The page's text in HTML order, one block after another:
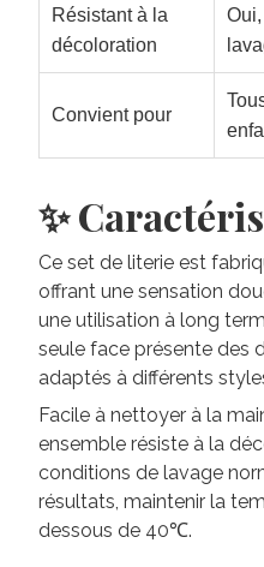
Résistant à la
décoloration
Convient pour
✨
Ce set de literie est
offrant une sensation
une utilisation à long
seule face présente des
adaptés à différents
Facile à nettoyer à la
ensemble résiste à la
conditions de lavage
résultats, maintenir la
dessous de 40℃.